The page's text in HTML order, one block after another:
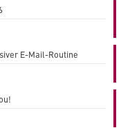
E-Mail-Routine